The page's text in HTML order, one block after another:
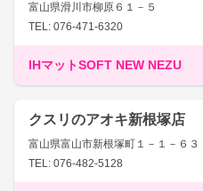
富山県滑川市柳原６１－５
TEL: 076-471-6320
IHマットSOFT NEW NEZU
クスリのアオキ新根塚店
富山県富山市新根塚町１－１－６３
TEL: 076-482-5128